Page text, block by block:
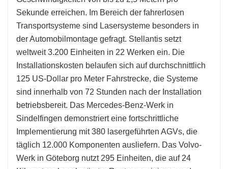
Sekunde erreichen. Im Bereich der fahrerlosen
Transportsysteme sind Lasersysteme besonders in
der Automobilmontage gefragt. Stellantis setzt
weltweit 3.200 Einheiten in 22 Werken ein. Die
Installationskosten belaufen sich auf durchschnittlich
125 US-Dollar pro Meter Fahrstrecke, die Systeme
sind innerhalb von 72 Stunden nach der Installation
betriebsbereit. Das Mercedes-Benz-Werk in
Sindelfingen demonstriert eine fortschrittliche
Implementierung mit 380 lasergeführten AGVs, die
täglich 12.000 Komponenten ausliefern. Das Volvo-
Werk in Göteborg nutzt 295 Einheiten, die auf 24